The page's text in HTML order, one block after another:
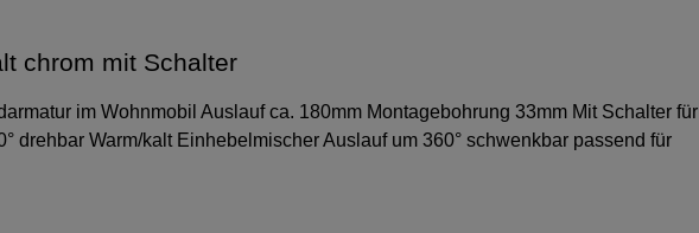
chrom mit Schalter
im Wohnmobil Auslauf ca. 180mm Montagebohrung 33mm Mit Schalter für
drehbar Warm/kalt Einhebelmischer Auslauf um 360° schwenkbar passend für